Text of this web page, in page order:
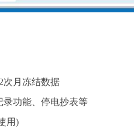
月冻结数据
功能、停电抄表等
用)